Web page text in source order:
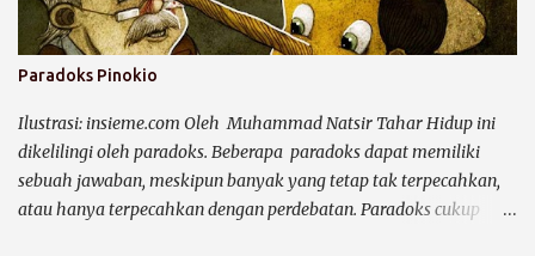
Paradoks Pinokio
Ilustrasi: insieme.com Oleh Muhammad Natsir Tahar Hidup ini
dikelilingi oleh paradoks. Beberapa paradoks dapat memiliki
sebuah jawaban, meskipun banyak yang tetap tak terpecahkan,
atau hanya terpecahkan dengan perdebatan. Paradoks cukup